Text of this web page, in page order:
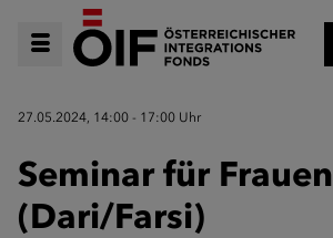
27.05.2024, 14:00 - 17:00 Uhr
Seminar für Frauen
(Dari/Farsi)